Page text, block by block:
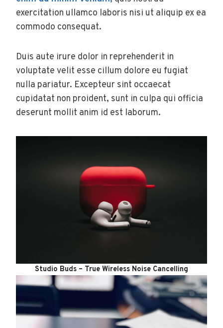
exercitation ullamco laboris nisi ut aliquip ex ea
commodo consequat.
Duis aute irure dolor in reprehenderit in
voluptate velit esse cillum dolore eu fugiat
nulla pariatur. Excepteur sint occaecat
cupidatat non proident, sunt in culpa qui officia
deserunt mollit anim id est laborum.
Studio Buds – True Wireless Noise Cancelling